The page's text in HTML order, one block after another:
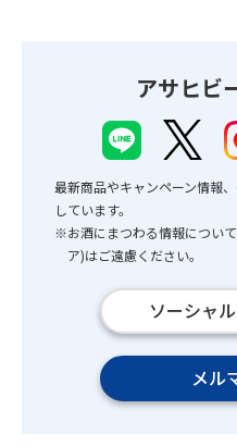
アサヒビ
最新商品やキャンペーン情報
しています。
※お酒にまつわる情報につい
ア)はご遠慮ください。
ソーシャ
メル